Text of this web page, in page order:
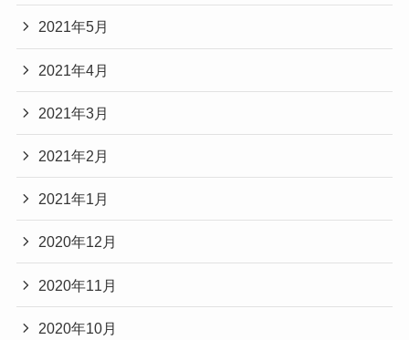
2021年5月
2021年4月
2021年3月
2021年2月
2021年1月
2020年12月
2020年11月
2020年10月